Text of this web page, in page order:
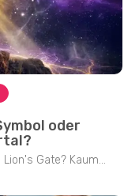
oder
Gate? Kaum...